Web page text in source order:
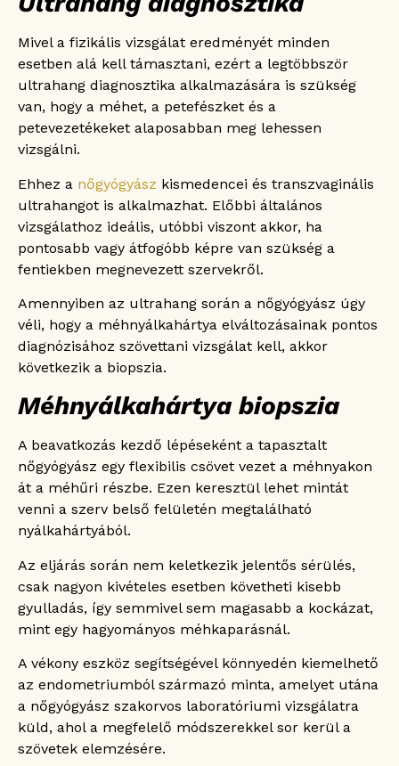
Mivel a fizikális vizsgálat eredményét minden
esetben alá kell támasztani, ezért a legtöbbször
ultrahang diagnosztika alkalmazására is szükség
van, hogy a méhet, a petefészket és a
petevezetékeket alaposabban meg lehessen
vizsgálni.
Ehhez a nőgyógyász kismedencei és transzvaginális
ultrahangot is alkalmazhat. Előbbi általános
vizsgálathoz ideális, utóbbi viszont akkor, ha
pontosabb vagy átfogóbb képre van szükség a
fentiekben megnevezett szervekről.
Amennyiben az ultrahang során a nőgyógyász úgy
véli, hogy a méhnyálkahártya elváltozásainak pontos
diagnózisához szövettani vizsgálat kell, akkor
következik a biopszia.
Méhnyálkahártya biopszia
A beavatkozás kezdő lépéseként a tapasztalt
nőgyógyász egy flexibilis csövet vezet a méhnyakon
át a méhűri részbe. Ezen keresztül lehet mintát
venni a szerv belső felületén megtalálható
nyálkahártyából.
Az eljárás során nem keletkezik jelentős sérülés,
csak nagyon kivételes esetben követheti kisebb
gyulladás, így semmivel sem magasabb a kockázat,
mint egy hagyományos méhkaparásnál.
A vékony eszköz segítségével könnyedén kiemelhető
az endometriumból származó minta, amelyet utána
a nőgyógyász szakorvos laboratóriumi vizsgálatra
küld, ahol a megfelelő módszerekkel sor kerül a
szövetek elemzésére.